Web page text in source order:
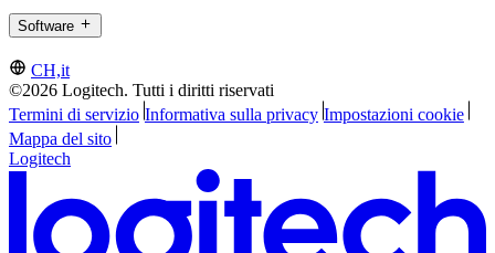
Software
CH,it
©2026 Logitech. Tutti i diritti riservati
Termini di servizio Informativa sulla privacy Impostazioni cookie
Mappa del sito
Logitech